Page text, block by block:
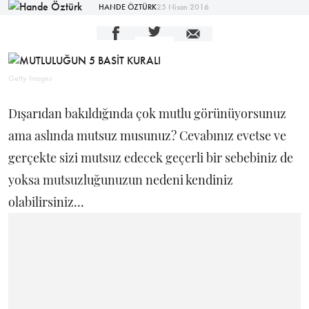
HANDE ÖZTÜRK25 Nisan 2016
Getty Images
Dışarıdan bakıldığında çok mutlu görünüyorsunuz
ama aslında mutsuz musunuz? Cevabınız evetse ve
gerçekte sizi mutsuz edecek geçerli bir sebebiniz de
yoksa mutsuzluğunuzun nedeni kendiniz
olabilirsiniz...